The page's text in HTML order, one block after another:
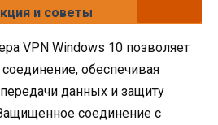
и советы
VPN Windows 10 позволяет
обеспечивая
данных и защиту
соединение с